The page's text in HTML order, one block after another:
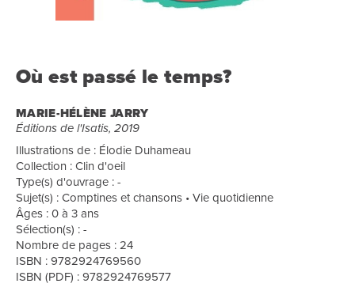
Où est passé le temps?
MARIE-HÉLÈNE JARRY
Éditions de l'Isatis, 2019
Illustrations de : Élodie Duhameau
Collection : Clin d'oeil
Type(s) d'ouvrage : -
Sujet(s) : Comptines et chansons • Vie quotidienne
Âges : 0 à 3 ans
Sélection(s) : -
Nombre de pages : 24
ISBN : 9782924769560
ISBN (PDF) : 9782924769577